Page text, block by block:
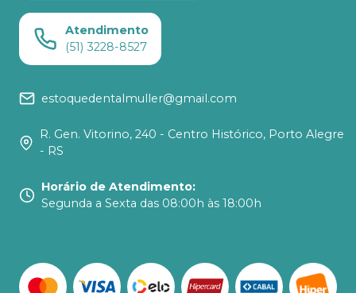
Atendimento
(51) 3228-8527
estoquedentalmuller@gmail.com
R. Gen. Vitorino, 240 - Centro Histórico, Porto Alegre
- RS
Horário de Atendimento:
Segunda a Sexta das 08:00h às 18:00h